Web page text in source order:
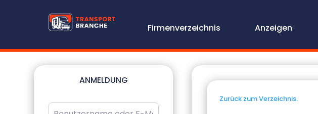
Firmenverzeichnis Anzeigen
ANMELDUNG
Benutzername oder E-Mail-Adresse
Zurück zum Verzeichnis.